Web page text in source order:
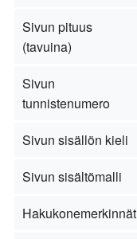
Sivun pituus
(tavuina)
Sivun
tunnistenumero
Sivun sisällön kieli
Sivun sisältömalli
Hakukonemerkinnät